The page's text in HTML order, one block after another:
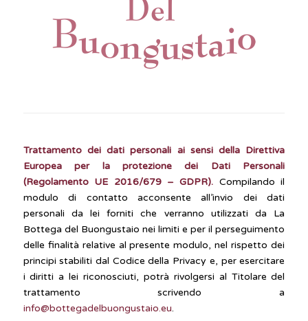
Trattamento dei dati personali ai sensi della Direttiva
Europea per la protezione dei Dati Personali
(Regolamento UE 2016/679 – GDPR). Compilando il
modulo di contatto acconsente all’invio dei dati
personali da lei forniti che verranno utilizzati da La
Bottega del Buongustaio nei limiti e per il perseguimento
delle finalità relative al presente modulo, nel rispetto dei
principi stabiliti dal Codice della Privacy e, per esercitare
i diritti a lei riconosciuti, potrà rivolgersi al Titolare del
trattamento scrivendo a
info@bottegadelbuongustaio.eu.